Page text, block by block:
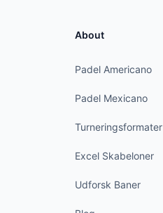
About
Padel Americano
Padel Mexicano
Turneringsformater
Excel Skabeloner
Udforsk Baner